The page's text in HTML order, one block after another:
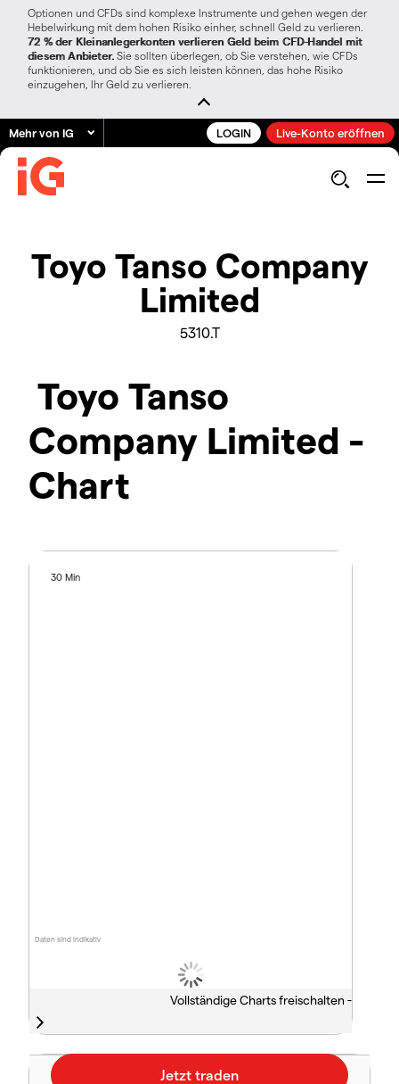
Optionen und CFDs sind komplexe Instrumente und gehen wegen der
Hebelwirkung mit dem hohen Risiko einher, schnell Geld zu verlieren.
72 % der Kleinanlegerkonten verlieren Geld beim CFD-Handel mit
diesem Anbieter. Sie sollten überlegen, ob Sie verstehen, wie CFDs
funktionieren, und ob Sie es sich leisten können, das hohe Risiko
einzugehen, Ihr Geld zu verlieren.
Mehr von IG LOGIN Live-Konto eröffnen
Toyo Tanso Company
Limited
5310.T
Toyo Tanso
Company Limited -
Chart
Daten sind indikativ
30 Min
Vollständige Charts freischalten -